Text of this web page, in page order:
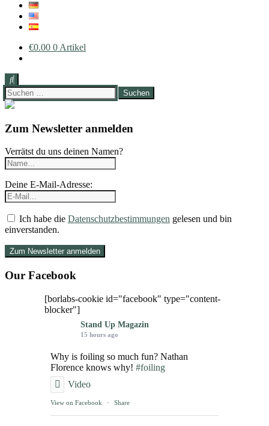
€0.00 0 Artikel
Suchen
nach:
Zum Newsletter anmelden
Verrätst du uns deinen Namen?
Deine E-Mail-Adresse:
Ich habe die Datenschutzbestimmungen gelesen und bin
einverstanden.
Our Facebook
[borlabs-cookie id="facebook" type="content-
blocker"]
Stand Up Magazin
15 hours ago
Why is foiling so much fun? Nathan
Florence knows why! #foiling
Video
View on Facebook · Share